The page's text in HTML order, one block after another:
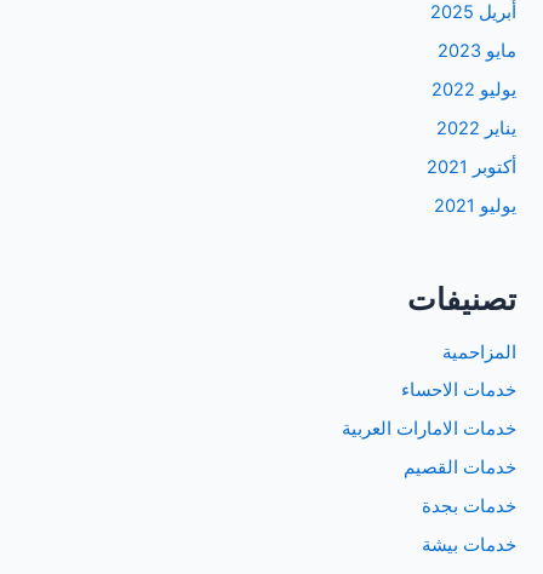
أبريل 2025
مايو 2023
يوليو 2022
يناير 2022
أكتوبر 2021
يوليو 2021
تصنيفات
المزاحمية
خدمات الاحساء
خدمات الامارات العربية
خدمات القصيم
خدمات بجدة
خدمات بيشة